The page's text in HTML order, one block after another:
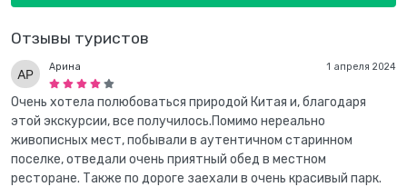
Отзывы туристов
1 апреля 2024
Арина
Очень хотела полюбоваться природой Китая и, благодаря
этой экскурсии, все получилось.Помимо нереально
живописных мест, побывали в аутентичном старинном
поселке, отведали очень приятный обед в местном
ресторане. Также по дороге заехали в очень красивый парк.